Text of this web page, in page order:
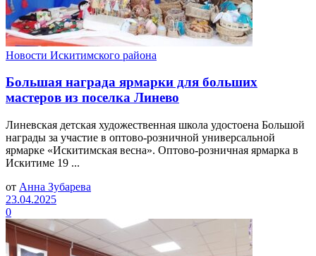
Новости Искитимского района
Большая награда ярмарки для больших
мастеров из поселка Линево
Линевская детская художественная школа удостоена Большой
награды за участие в оптово-розничной универсальной
ярмарке «Искитимская весна». Оптово-розничная ярмарка в
Искитиме 19 ...
от Анна Зубарева
23.04.2025
0